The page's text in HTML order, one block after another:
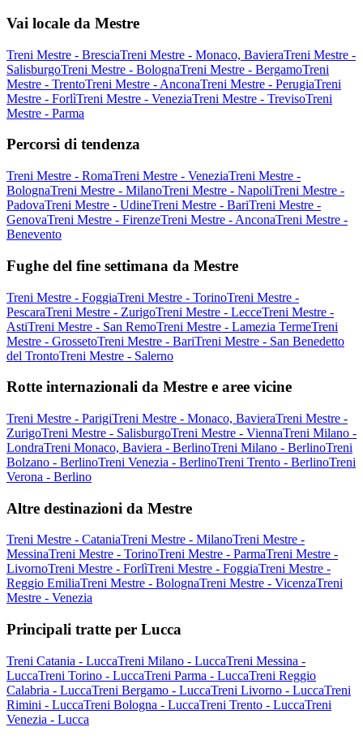
Vai locale da Mestre
Treni Mestre - BresciaTreni Mestre - Monaco, BavieraTreni Mestre -
SalisburgoTreni Mestre - BolognaTreni Mestre - BergamoTreni
Mestre - TrentoTreni Mestre - AnconaTreni Mestre - PerugiaTreni
Mestre - ForlìTreni Mestre - VeneziaTreni Mestre - TrevisoTreni
Mestre - Parma
Percorsi di tendenza
Treni Mestre - RomaTreni Mestre - VeneziaTreni Mestre -
BolognaTreni Mestre - MilanoTreni Mestre - NapoliTreni Mestre -
PadovaTreni Mestre - UdineTreni Mestre - BariTreni Mestre -
GenovaTreni Mestre - FirenzeTreni Mestre - AnconaTreni Mestre -
Benevento
Fughe del fine settimana da Mestre
Treni Mestre - FoggiaTreni Mestre - TorinoTreni Mestre -
PescaraTreni Mestre - ZurigoTreni Mestre - LecceTreni Mestre -
AstiTreni Mestre - San RemoTreni Mestre - Lamezia TermeTreni
Mestre - GrossetoTreni Mestre - BariTreni Mestre - San Benedetto
del TrontoTreni Mestre - Salerno
Rotte internazionali da Mestre e aree vicine
Treni Mestre - ParigiTreni Mestre - Monaco, BavieraTreni Mestre -
ZurigoTreni Mestre - SalisburgoTreni Mestre - ViennaTreni Milano -
LondraTreni Monaco, Baviera - BerlinoTreni Milano - BerlinoTreni
Bolzano - BerlinoTreni Venezia - BerlinoTreni Trento - BerlinoTreni
Verona - Berlino
Altre destinazioni da Mestre
Treni Mestre - CataniaTreni Mestre - MilanoTreni Mestre -
MessinaTreni Mestre - TorinoTreni Mestre - ParmaTreni Mestre -
LivornoTreni Mestre - ForlìTreni Mestre - FoggiaTreni Mestre -
Reggio EmiliaTreni Mestre - BolognaTreni Mestre - VicenzaTreni
Mestre - Venezia
Principali tratte per Lucca
Treni Catania - LuccaTreni Milano - LuccaTreni Messina -
LuccaTreni Torino - LuccaTreni Parma - LuccaTreni Reggio
Calabria - LuccaTreni Bergamo - LuccaTreni Livorno - LuccaTreni
Rimini - LuccaTreni Bologna - LuccaTreni Trento - LuccaTreni
Venezia - Lucca